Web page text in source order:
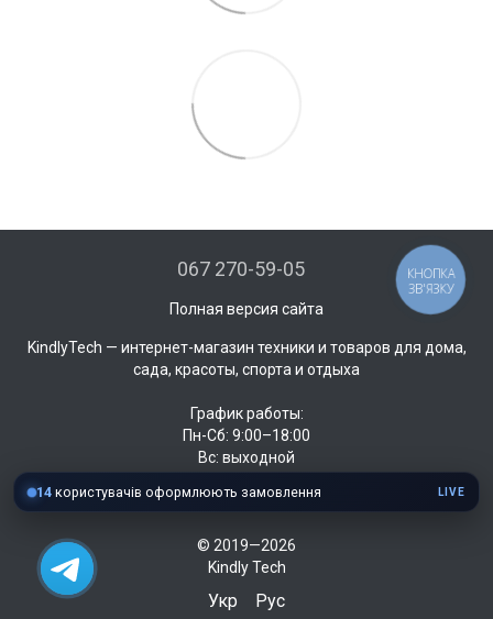
067 270-59-05
Полная версия сайта
KindlyTech — интернет-магазин техники и товаров для дома,
сада, красоты, спорта и отдыха
График работы:
Пн-Сб: 9:00–18:00
Вс: выходной
© 2019—2026
Kindly Tech
Укр Рус
14 користувачів оформлюють замовлення LIVE
КНОПКА
ЗВ'ЯЗКУ